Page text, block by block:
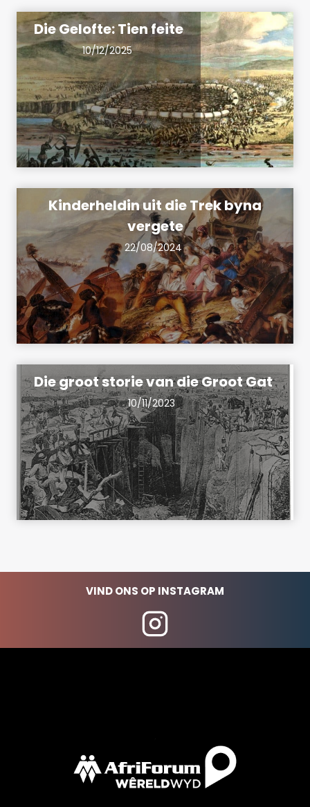
Die Gelofte: Tien feite
10/12/2025
Kinderheldin uit die Trek byna
vergete
22/08/2024
Die groot storie van die Groot Gat
10/11/2023
VIND ONS OP INSTAGRAM